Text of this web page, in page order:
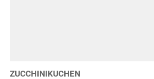
ZUCCHINIKUCHEN